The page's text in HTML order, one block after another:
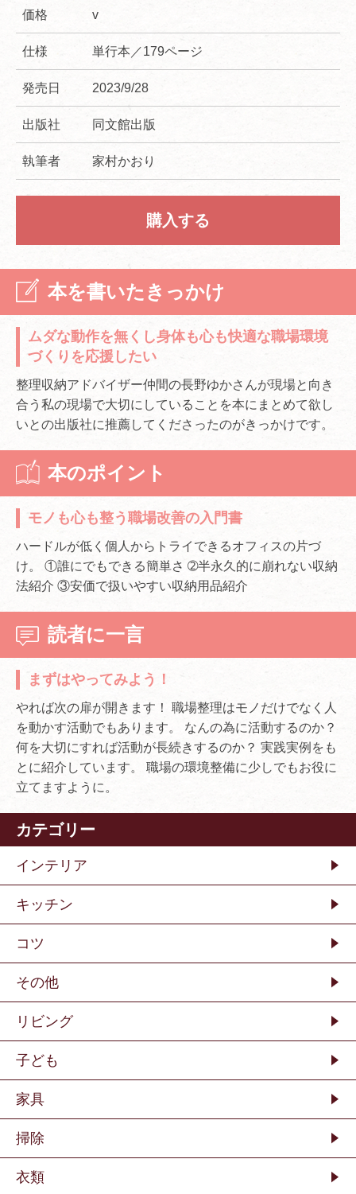
価格 v
仕様 単行本／179ページ
発売日 2023/9/28
出版社 同文館出版
執筆者 家村かおり
購入する
本を書いたきっかけ
ムダな動作を無くし身体も心も快適な職場環境
づくりを応援したい
整理収納アドバイザー仲間の長野ゆかさんが現場と向き
合う私の現場で大切にしていることを本にまとめて欲し
いとの出版社に推薦してくださったのがきっかけです。
本のポイント
モノも心も整う職場改善の入門書
ハードルが低く個人からトライできるオフィスの片づ
け。 ①誰にでもできる簡単さ ➁半永久的に崩れない収納
法紹介 ③安価で扱いやすい収納用品紹介
読者に一言
まずはやってみよう！
やれば次の扉が開きます！ 職場整理はモノだけでなく人
を動かす活動でもあります。 なんの為に活動するのか？
何を大切にすれば活動が長続きするのか？ 実践実例をも
とに紹介しています。 職場の環境整備に少しでもお役に
立てますように。
カテゴリー
インテリア
キッチン
コツ
その他
リビング
子ども
家具
掃除
衣類